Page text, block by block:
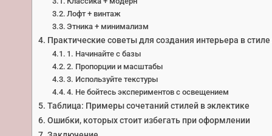
Лофт + винтаж
Этника + минимализм
Практические советы для создания интерьера в стиле
1. Начинайте с базы
2. Пропорции и масштабы
3. Используйте текстуры
4. Не бойтесь экспериментов с освещением
Таблица: Примеры сочетаний стилей в эклектике
Ошибки, которых стоит избегать при оформлении